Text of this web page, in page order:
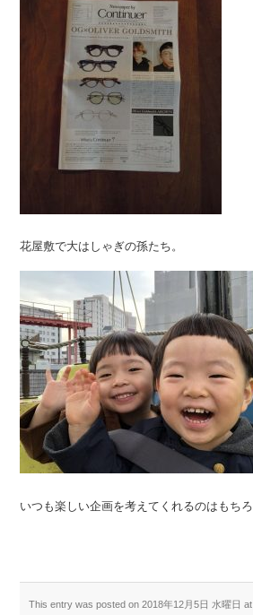
花屋敷で大はしゃぎの孫たち。
いつも楽しい企画を考えてくれるのはもち
This entry was posted on 2018年12月5日 水曜日